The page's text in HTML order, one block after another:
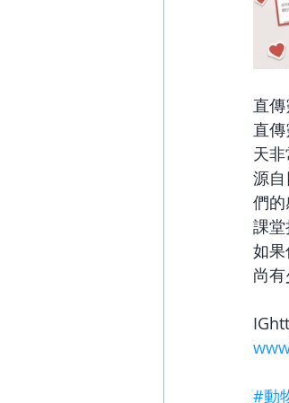
直
直
天
源
們
課
如
尚
#動